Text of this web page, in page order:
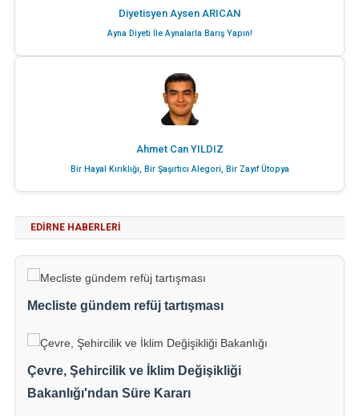
Diyetisyen Aysen ARICAN
Ayna Diyeti İle Aynalarla Barış Yapın!
Ahmet Can YILDIZ
Bir Hayal Kırıklığı, Bir Şaşırtıcı Alegori, Bir Zayıf Ütopya
EDIRNE HABERLERI
Mecliste gündem refüj tartışması
Çevre, Şehircilik ve İklim Değişikliği
Bakanlığı'ndan Süre Kararı